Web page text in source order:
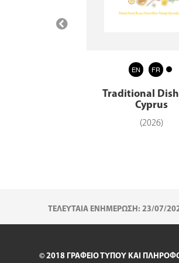
EN FR
Traditional
Cyprus
(2026)
ΤΕΛΕΥΤΑΙΑ ΕΝΗΜΕΡΩΣΗ: 23/07/
© 2018 ΓΡΑΦΕΙΟ ΤΥΠΟΥ ΚΑΙ